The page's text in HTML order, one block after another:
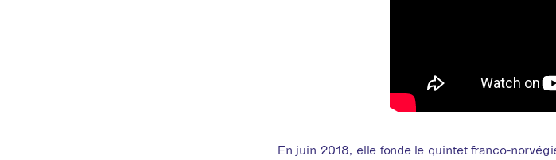
En juin 2018, elle fonde le quintet franco-